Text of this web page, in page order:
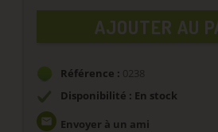
AJOUTER AU
Référence :
0238
Disponibilité : En stock
email Envoyer à un ami